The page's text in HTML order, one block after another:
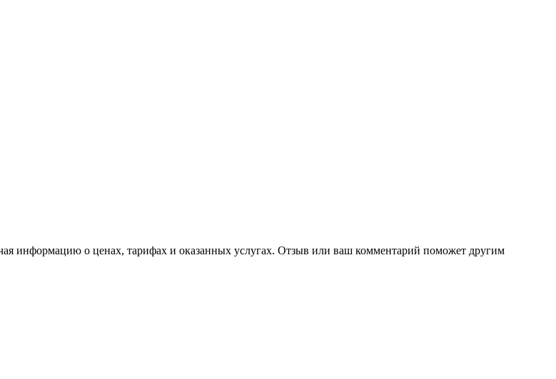
информацию о ценах, тарифах и оказанных услугах. Отзыв или ваш комментарий поможет другим